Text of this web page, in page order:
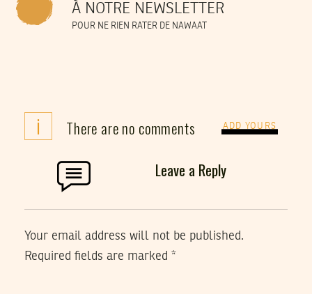
À NOTRE NEWSLETTER
POUR NE RIEN RATER DE NAWAAT
i There are no comments ADD YOURS
Leave a Reply
Your email address will not be published.
Required fields are marked *